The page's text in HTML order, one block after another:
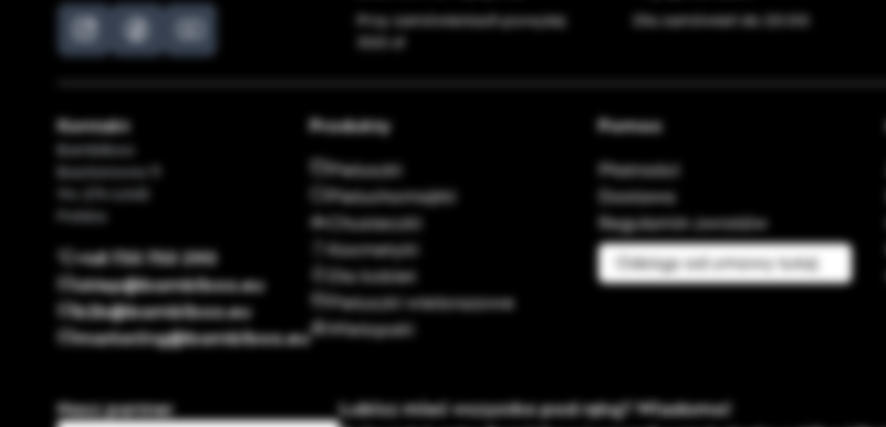
Przy zamówieniach powyżej
300 zł
Dla zamówień do 20:00
Kontakt
Bambiboo
Bastionowa 11
94-274 Łódź
Polska
+48 730 750 290
sklep@bambiboo.eu
b2b@bambiboo.eu
marketing@bambiboo.eu
Produkty
Pieluszki
Pieluchomajtki
Chusteczki
Kosmetyki
Dla kobiet
Pieluszki wielorazowe
Wielopaki
Pomoc
Płatności
Dostawa
Regulamin zwrotów
Odstąp od umowy tutaj
Nasz partner
Lubisz mieć wszystko pod ręką? Wiadomo!